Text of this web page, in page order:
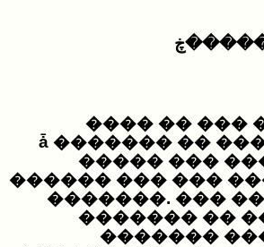
� : �������
��������� ����ǡ ������� ��
����� ���
������ ��� ���
�������. ���
������� ��
�������